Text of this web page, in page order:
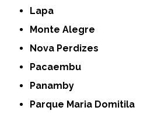
Lapa
Monte Alegre
Nova Perdizes
Pacaembu
Panamby
Parque Maria Domitila